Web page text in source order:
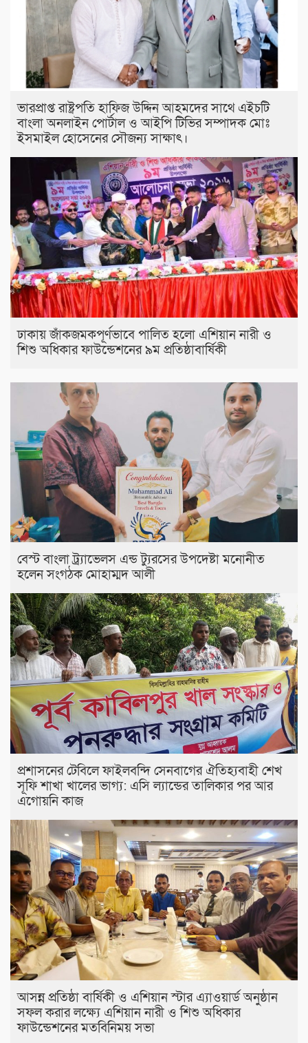
ভারপ্রাপ্ত রাষ্ট্রপতি হাফিজ উদ্দিন আহমদের সাথে এইচটি
বাংলা অনলাইন পোর্টাল ও আইপি টিভির সম্পাদক মোঃ
ইসমাইল হোসেনের সৌজন্য সাক্ষাৎ।
ঢাকায় জাঁকজমকপূর্ণভাবে পালিত হলো এশিয়ান নারী ও
শিশু অধিকার ফাউন্ডেশনের ৯ম প্রতিষ্ঠাবার্ষিকী
বেস্ট বাংলা ট্র্যাভেলস এন্ড ট্যুরসের উপদেষ্টা মনোনীত
হলেন সংগঠক মোহাম্মদ আলী
প্রশাসনের টেবিলে ফাইলবন্দি সেনবাগের ঐতিহ্যবাহী শেখ
সূফি শাখা খালের ভাগ্য: এসি ল্যান্ডের তালিকার পর আর
এগোয়নি কাজ
আসন্ন প্রতিষ্ঠা বার্ষিকী ও এশিয়ান স্টার এ‍্যাওয়ার্ড অনুষ্ঠান
সফল করার লক্ষ্যে এশিয়ান নারী ও শিশু অধিকার
ফাউন্ডেশনের মতবিনিময় সভা